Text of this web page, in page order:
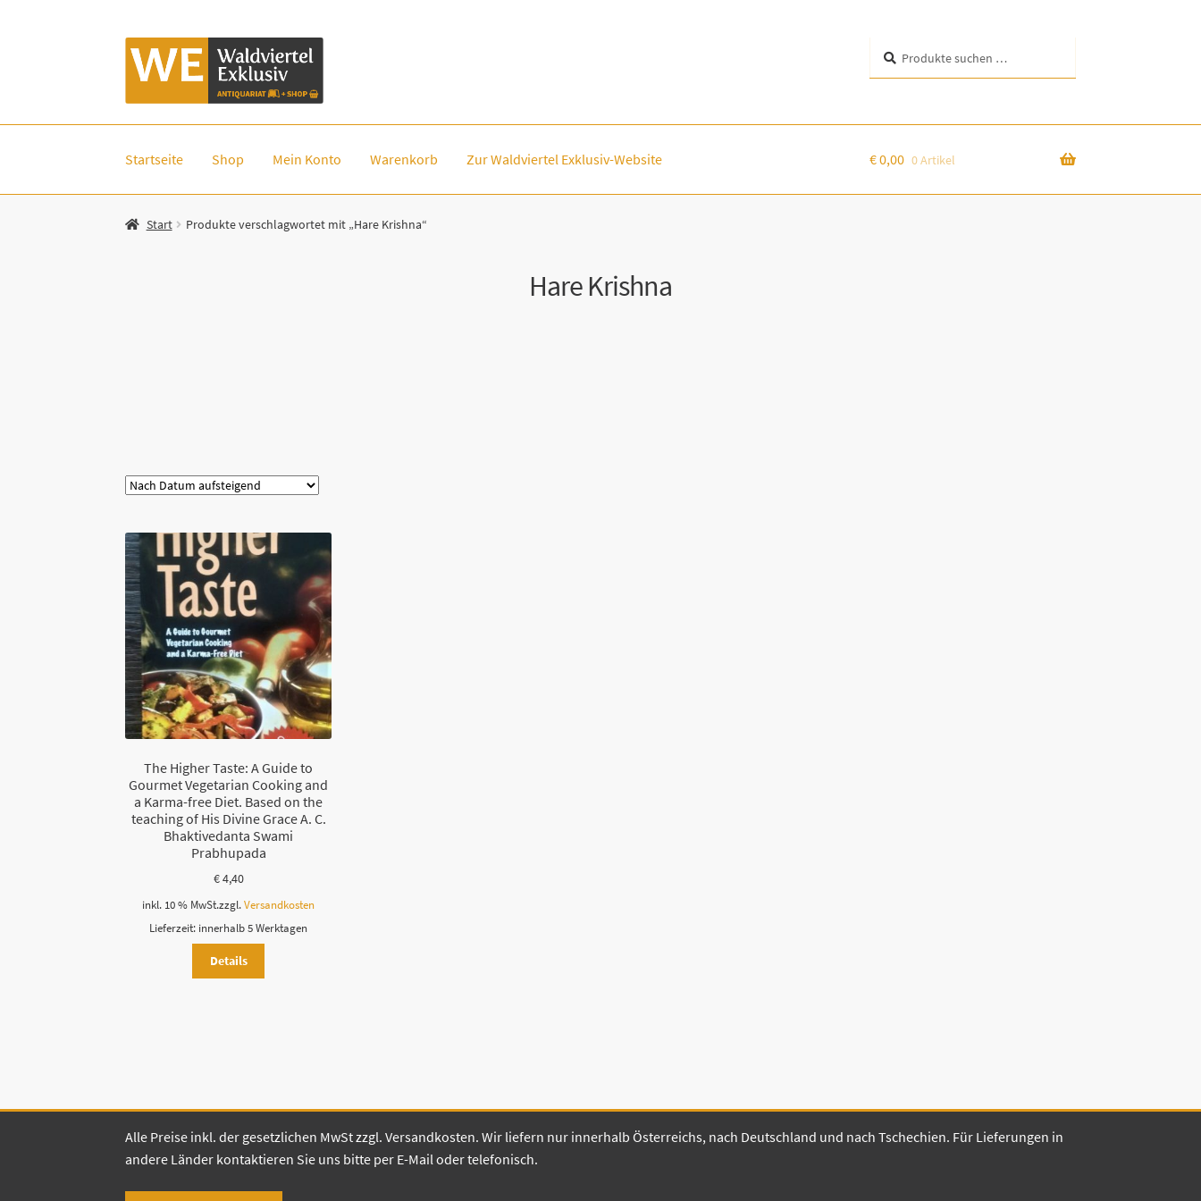
Zur
Navigation
Zum
Inhalt
nach:
Startseite Shop Mein Konto Warenkorb Zur Waldviertel Exklusiv-Website €0,00 0 Artikel
Start Produkte verschlagwortet mit „Hare Krishna“
Hare Krishna
The Higher Taste: A Guide to
Gourmet Vegetarian Cooking and
a Karma-free Diet. Based on the
teaching of His Divine Grace A. C.
Bhaktivedanta Swami
Prabhupada
€4,40
inkl. 10 % MwSt.zzgl.Versandkosten
Lieferzeit: innerhalb 5 Werktagen
Details
Alle Preise inkl. der gesetzlichen MwSt zzgl. Versandkosten. Wir liefern nur innerhalb Österreichs, nach Deutschland und nach Tschechien. Für Lieferungen in
andere Länder kontaktieren Sie uns bitte per E-Mail oder telefonisch.